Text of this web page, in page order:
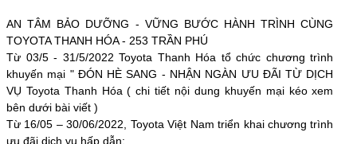
AN TÂM BẢO DƯỠNG - VỮNG BƯỚC HÀNH TRÌNH CÙNG
TOYOTA THANH HÓA - 253 TRẦN PHÚ
Từ 03/5 - 31/5/2022 Toyota Thanh Hóa tổ chức chương trình
khuyến mại " ĐÓN HÈ SANG - NHẬN NGÀN ƯU ĐÃI TỪ DỊCH
VỤ Toyota Thanh Hóa ( chi tiết nội dung khuyến mại kéo xem
bên dưới bài viết )
Từ 16/05 – 30/06/2022, Toyota Việt Nam triển khai chương trình
ưu đãi dịch vụ hấp dẫn: